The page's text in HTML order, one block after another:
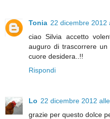
Tonia 22 dicembre 2012
ciao Silvia accetto
auguro di trascorrere
cuore desidera..!!
Rispondi
Lo 22 dicembre 2012
grazie per questo dolce